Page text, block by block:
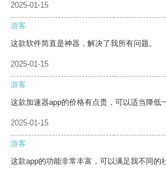
2025-01-15
游客
这款软件简直是神器，解决了我所有问题。
2025-01-15
游客
这款加速器app的价格有点贵，可以适当降低
2025-01-15
游客
这款app的功能非常丰富，可以满足我不同的